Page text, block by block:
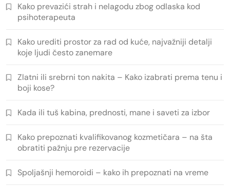
Kako prevazići strah i nelagodu zbog odlaska kod
psihoterapeuta
Kako urediti prostor za rad od kuće, najvažniji detalji
koje ljudi često zanemare
Zlatni ili srebrni ton nakita – Kako izabrati prema tenu i
boji kose?
Kada ili tuš kabina, prednosti, mane i saveti za izbor
Kako prepoznati kvalifikovanog kozmetičara – na šta
obratiti pažnju pre rezervacije
Spoljašnji hemoroidi – kako ih prepoznati na vreme